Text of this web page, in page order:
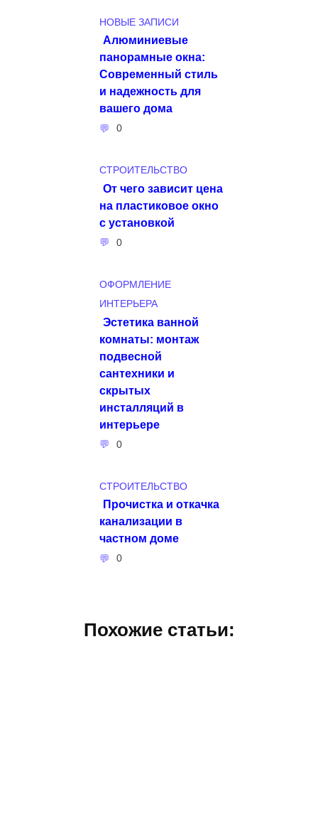
НОВЫЕ ЗАПИСИ
Алюминиевые
панорамные окна:
Современный стиль
и надежность для
вашего дома
0
СТРОИТЕЛЬСТВО
От чего зависит цена
на пластиковое окно
с установкой
0
ОФОРМЛЕНИЕ
ИНТЕРЬЕРА
Эстетика ванной
комнаты: монтаж
подвесной
сантехники и
скрытых
инсталляций в
интерьере
0
СТРОИТЕЛЬСТВО
Прочистка и откачка
канализации в
частном доме
0
Похожие статьи: